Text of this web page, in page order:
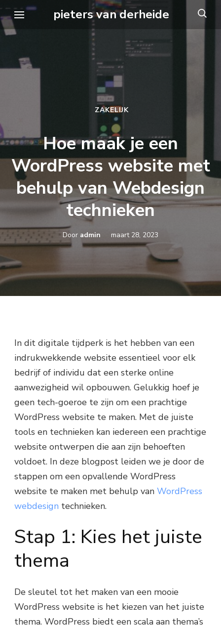
Ga
naar
inhoud
op
pieters van derheide
ZAKELIJK
Hoe maak je een
WordPress website met
behulp van Webdesign
technieken
Door admin maart 28, 2023
In dit digitale tijdperk is het hebben van een
indrukwekkende website essentieel voor elk
bedrijf of individu dat een sterke online
aanwezigheid wil opbouwen. Gelukkig hoef je
geen tech-goeroe te zijn om een prachtige
WordPress website te maken. Met de juiste
tools en technieken kan iedereen een prachtige
website ontwerpen die aan zijn behoeften
voldoet. In deze blogpost leiden we je door de
stappen om een opvallende WordPress
website te maken met behulp van WordPress
webdesign technieken.
Stap 1: Kies het juiste
thema
De sleutel tot het maken van een mooie
WordPress website is het kiezen van het juiste
thema. WordPress biedt een scala aan thema’s